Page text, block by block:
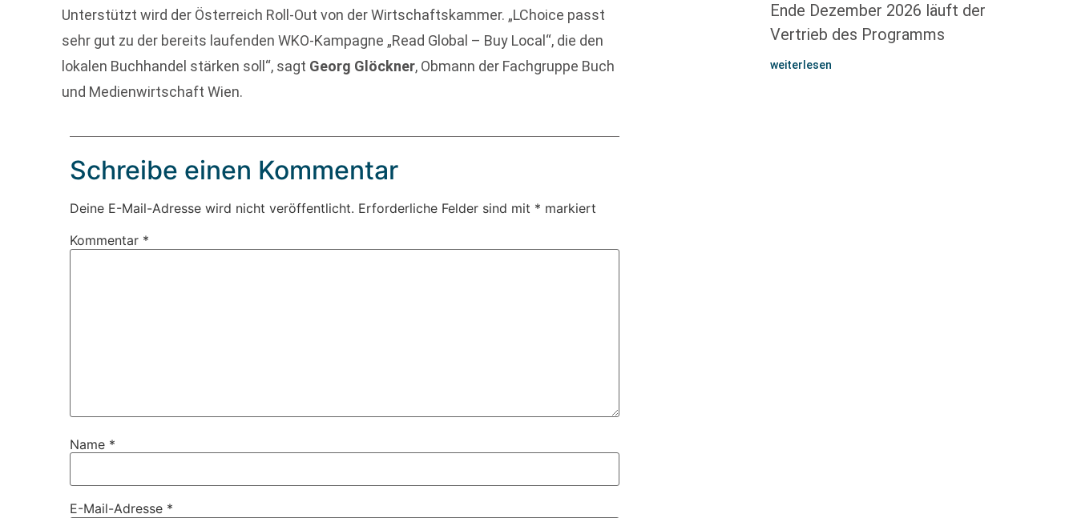
Unterstützt wird der Österreich Roll-Out von der Wirtschaftskammer. „LChoice passt
sehr gut zu der bereits laufenden WKO-Kampagne „Read Global – Buy Local“, die den
lokalen Buchhandel stärken soll“, sagt Georg Glöckner, Obmann der Fachgruppe Buch
und Medienwirtschaft Wien.
Schreibe einen Kommentar
Deine E-Mail-Adresse wird nicht veröffentlicht. Erforderliche Felder sind mit * markiert
Kommentar *
Name *
E-Mail-Adresse *
Ende Dezember 2026 läuft der
Vertrieb des Programms
weiterlesen